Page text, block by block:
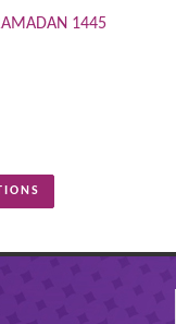
1445